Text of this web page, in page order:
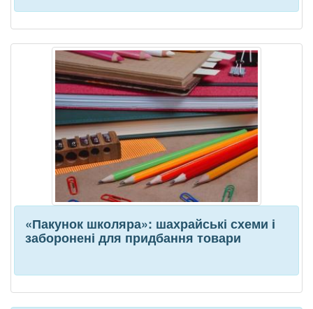
«Пакунок школяра»: шахрайські схеми і
заборонені для придбання товари